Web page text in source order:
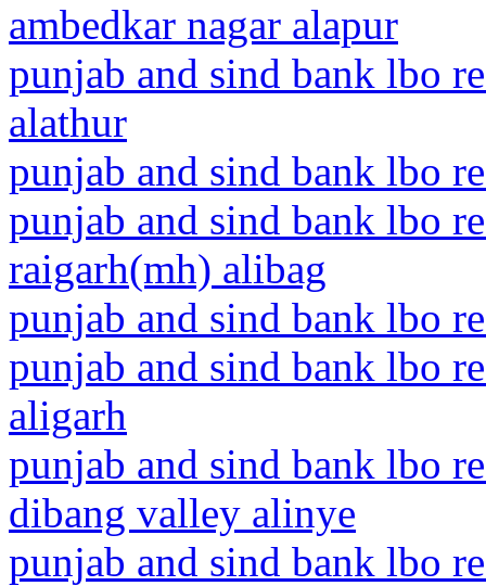
ambedkar nagar alapur
punjab and sind bank lbo
alathur
punjab and sind bank lbo
punjab and sind bank lbo
raigarh(mh) alibag
punjab and sind bank lbo
punjab and sind bank lbo
aligarh
punjab and sind bank lbo
dibang valley alinye
punjab and sind bank lbo